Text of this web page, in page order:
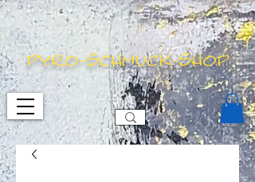
pyro-schmuck-shop